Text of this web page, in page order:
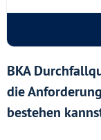
BKA
die
bestehen